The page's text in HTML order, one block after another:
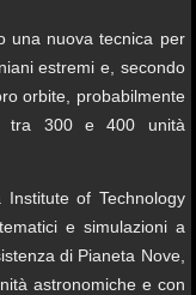
una nuova tecnica per
estremi e, secondo
orbite, probabilmente
tra 300 e 400 unità
Institute of Technology
e simulazioni a
di Pianeta Nove,
astronomiche e con